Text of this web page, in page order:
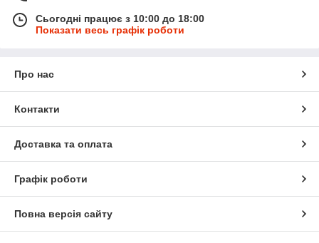
Сьогодні працює з 10:00 до 18:00
Показати весь графік роботи
Про нас
Контакти
Доставка та оплата
Графік роботи
Повна версія сайту